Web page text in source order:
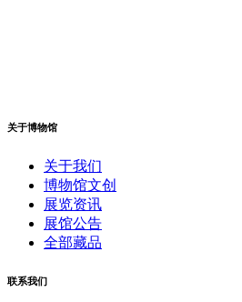
关于博物馆
关于我们
博物馆文创
展览资讯
展馆公告
全部藏品
联系我们